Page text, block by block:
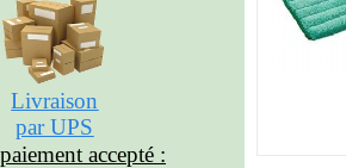
Livraison
par UPS
paiement accepté :